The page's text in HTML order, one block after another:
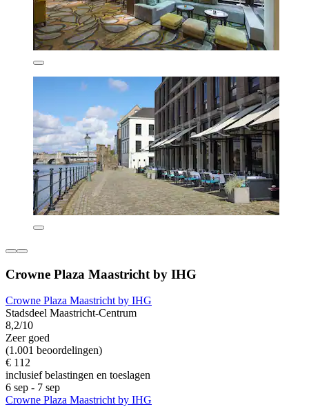
Crowne Plaza Maastricht by IHG
Crowne Plaza Maastricht by IHG
Stadsdeel Maastricht-Centrum
8,2/10
Zeer goed
(1.001 beoordelingen)
€ 112
inclusief belastingen en toeslagen
6 sep - 7 sep
Crowne Plaza Maastricht by IHG